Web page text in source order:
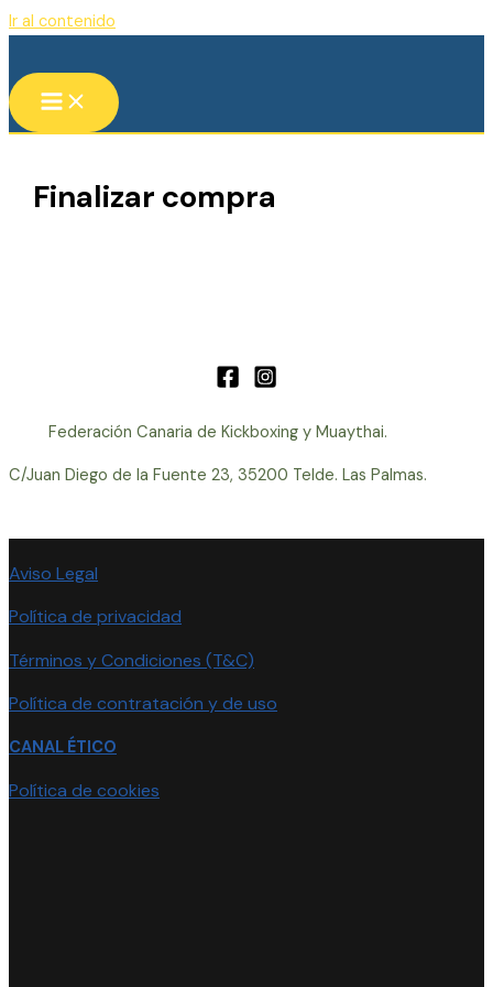
Ir al contenido
Finalizar compra
Federación Canaria de Kickboxing y Muaythai.
C/Juan Diego de la Fuente 23, 35200 Telde. Las Palmas.
Aviso Legal
Política de privacidad
Términos y Condiciones (T&C)
Política de contratación y de uso
CANAL ÉTICO
Política de cookies